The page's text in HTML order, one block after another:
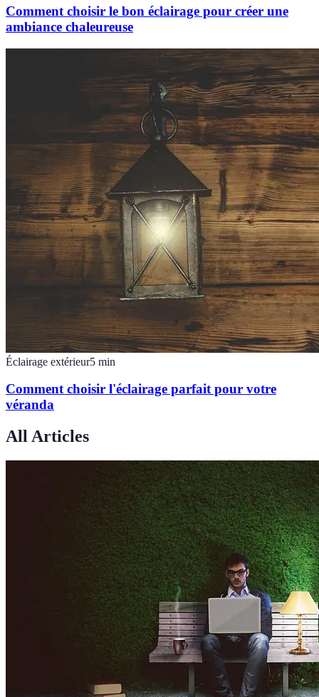
Comment choisir le bon éclairage pour créer une
ambiance chaleureuse
Éclairage extérieur5 min
Comment choisir l'éclairage parfait pour votre
véranda
All Articles